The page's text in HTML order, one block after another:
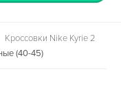
Кроссовки Nike Kyrie 2
(40-45)